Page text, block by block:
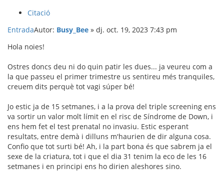
Citació
EntradaAutor: Busy_Bee » dj. oct. 19, 2023 7:43 pm
Hola noies!
Ostres doncs deu ni do quin patir les dues... ja veureu com a
la que passeu el primer trimestre us sentireu més tranquiles,
creuem dits perquè tot vagi súper bé!
Jo estic ja de 15 setmanes, i a la prova del triple screening ens
va sortir un valor molt límit en el risc de Síndrome de Down, i
ens hem fet el test prenatal no invasiu. Estic esperant
resultats, entre demà i dilluns m'haurien de dir alguna cosa.
Confio que tot surti bé! Ah, i la part bona és que sabrem ja el
sexe de la criatura, tot i que el dia 31 tenim la eco de les 16
setmanes i en principi ens ho dirien aleshores sino.